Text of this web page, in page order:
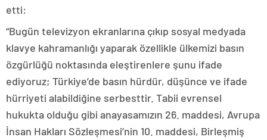
etti:
“Bugün televizyon ekranlarına çıkıp sosyal medyada
klavye kahramanlığı yaparak özellikle ülkemizi basın
özgürlüğü noktasında eleştirenlere şunu ifade
ediyoruz; Türkiye’de basın hürdür, düşünce ve ifade
hürriyeti alabildiğine serbesttir. Tabii evrensel
hukukta olduğu gibi anayasamızın 26. maddesi, Avrupa
İnsan Hakları Sözleşmesi’nin 10. maddesi, Birleşmiş